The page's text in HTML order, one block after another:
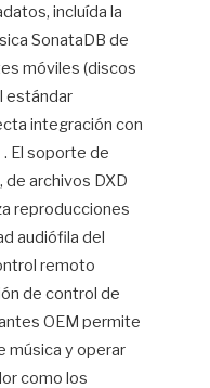
incluída la
SonataDB de
móviles (discos
estándar
integración con
El soporte de
de archivos DXD
reproducciones
audiófila del
remoto
de control de
OEM permite
música y operar
como los